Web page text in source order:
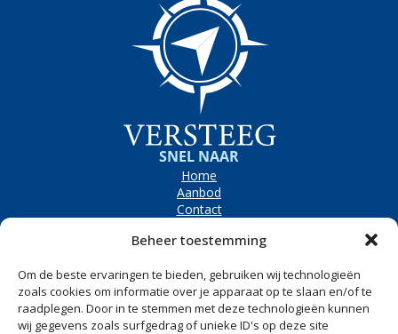
Beheer toestemming
Om de beste ervaringen te bieden, gebruiken wij technologieën
zoals cookies om informatie over je apparaat op te slaan en/of te
raadplegen. Door in te stemmen met deze technologieën kunnen
wij gegevens zoals surfgedrag of unieke ID's op deze site
SNEL NAAR
Home
Aanbod
Contact
Westerpolder 6e, Dronryp
Maandag t/m vrijdag
8.00 tot 17.00
Zaterdag
Op afspraak